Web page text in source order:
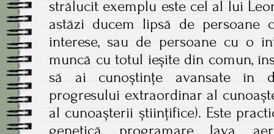
strălucit exemplu este cel al lui
astăzi ducem lipsă de
interese, sau de persoane cu o
muncă cu totul ieșite din comun,
să ai cunoștințe avansate în
progresului extraordinar al
al cunoașterii științifice). Este
genetică, programare Java,